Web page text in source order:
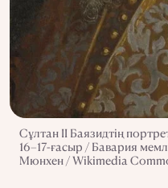
Сұлтан ІІ Баязидтің
16–17-ғасыр / Бавария
Мюнхен / Wikimedia